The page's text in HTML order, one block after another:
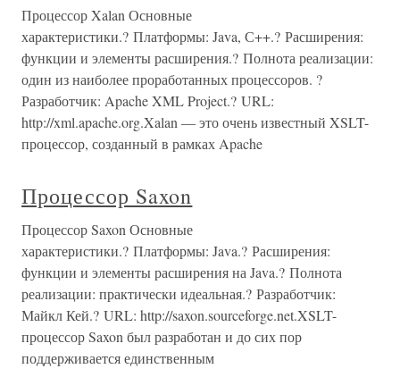
Процессор Xalan Основные
характеристики.? Платформы: Java, С++.? Расширения:
функции и элементы расширения.? Полнота реализации:
один из наиболее проработанных процессоров. ?
Разработчик: Apache XML Project.? URL:
http://xml.apache.org.Xalan — это очень известный XSLT-
процессор, созданный в рамках Apache
Процессор Saxon
Процессор Saxon Основные
характеристики.? Платформы: Java.? Расширения:
функции и элементы расширения на Java.? Полнота
реализации: практически идеальная.? Разработчик:
Майкл Кей.? URL: http://saxon.sourceforge.net.XSLT-
процессор Saxon был разработан и до сих пор
поддерживается единственным